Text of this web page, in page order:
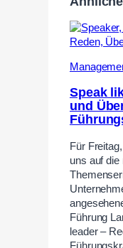
Speak
und
Für
uns auf
Führung
leader –